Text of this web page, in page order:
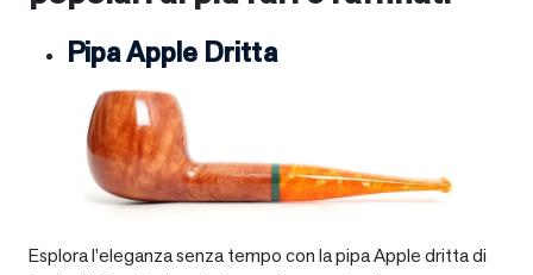
Pipa Apple Dritta
Esplora l’eleganza senza tempo con la pipa Apple dritta di